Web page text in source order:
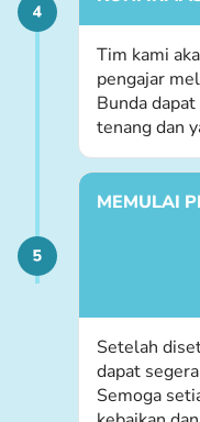
Tim kami
pengajar
Bunda
tenang dan
MEMULAI
Setelah
dapat
Semoga